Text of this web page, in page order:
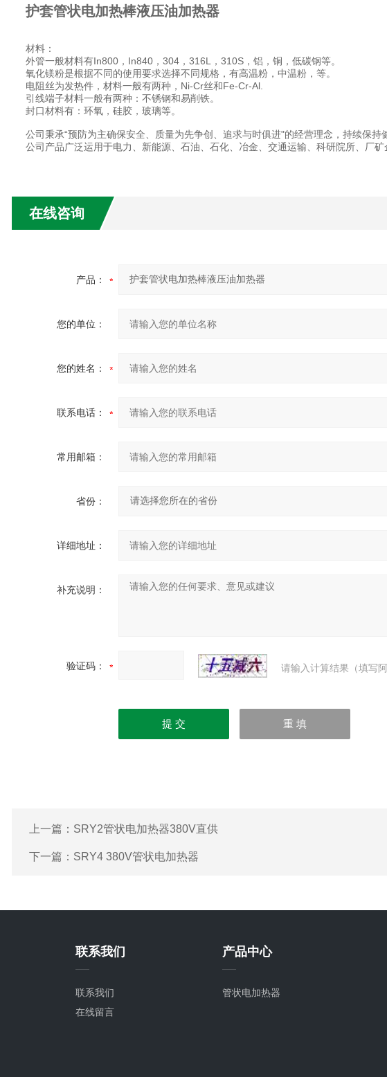
护套管状电加热棒液压油加热器
材料：
外管一般材料有In800，In840，304，316L，310S，铝，铜，低碳钢等。
氧化镁粉是根据不同的使用要求选择不同规格，有高温粉，中温粉，等。
电阻丝为发热件，材料一般有两种，Ni-Cr丝和Fe-Cr-Al.
引线端子材料一般有两种：不锈钢和易削铁。
封口材料有：环氧，硅胶，玻璃等。
公司秉承“预防为主确保安全、质量为先争创、追求与时俱进"的经营理念，持续保
公司产品广泛运用于电力、新能源、石油、石化、冶金、交通运输、科研院所、厂矿
在线咨询
产品：
您的单位：
您的姓名：
联系电话：
常用邮箱：
省份：
详细地址：
补充说明：
验证码： 请输入计算结果（填写
上一篇： SRY2管状电加热器380V直供
下一篇： SRY4 380V管状电加热器
联系我们
联系我们
在线留言
产品中心
管状电加热器